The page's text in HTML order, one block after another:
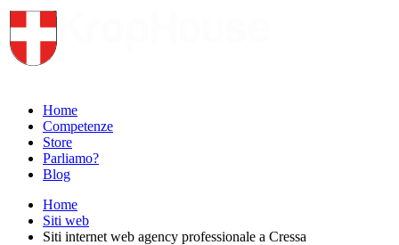
Home
Competenze
Store
Parliamo?
Blog
Home
Siti web
Siti internet web agency professionale a Cressa